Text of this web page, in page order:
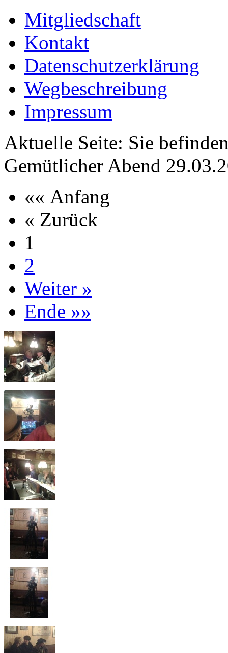
Mitgliedschaft
Kontakt
Datenschutzerklärung
Wegbeschreibung
Impressum
Aktuelle Seite: Sie
Gemütlicher Abend
«« Anfang
« Zurück
1
2
Weiter »
Ende »»